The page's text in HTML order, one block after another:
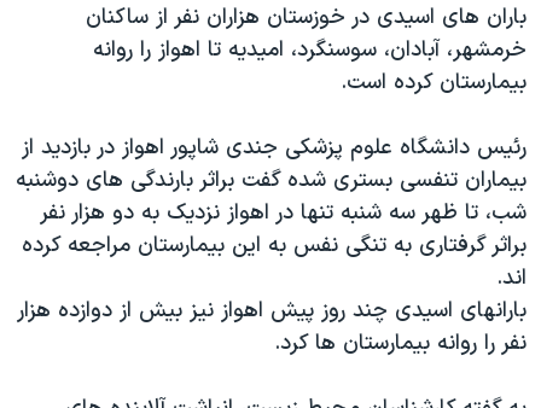
گالری عکس
آرشیو پخش زنده
اعتراضات زن، زندگی، آزادی
مجموعه مستندهای دادخواهی
دادگاه حمید نوری
چهل سال گروگان‌گیری
قانون شفافیت دارائی کادر رهبری ایران
اسرائیل در جنگ
باران های اسیدی در خوزستان هزاران نفر از ساکنان
خرمشهر، آبادان، سوسنگرد، امیدیه تا اهواز را روانه
بیمارستان کرده است.
رئیس دانشگاه علوم پزشکی جندی شاپور اهواز در بازدید از
بیماران تنفسی بستری شده گفت براثر بارندگی های دوشنبه
شب، تا ظهر سه شنبه تنها در اهواز نزدیک به دو هزار نفر
براثر گرفتاری به تنگی نفس به این بیمارستان مراجعه کرده
اند.
بارانهای اسیدی چند روز پیش اهواز نیز بیش از دوازده هزار
نفر را روانه بیمارستان ها کرد.